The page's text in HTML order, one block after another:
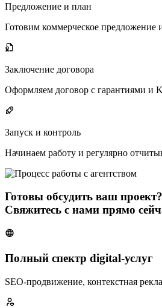
Предложение и план
Готовим коммерческое предложение
Заключение договора
Оформляем договор с гарантиями и
Запуск и контроль
Начинаем работу и регулярно
Готовы обсудить ваш проект?
Свяжитесь с нами прямо
Полный спектр digital-услуг
SEO-продвижение, контекстная